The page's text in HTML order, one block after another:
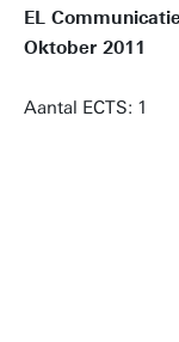
EL
Oktober 2011
Aantal ECTS: 1